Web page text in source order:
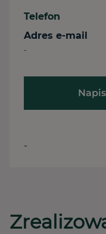
Telefon
Adres e-mail
-
-